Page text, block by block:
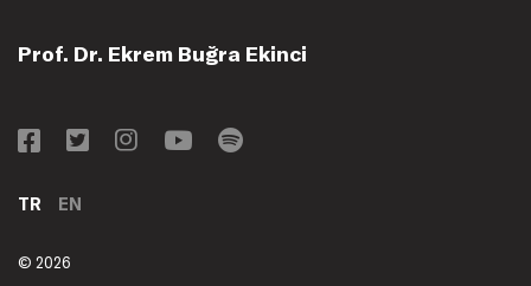
Prof. Dr. Ekrem Buğra Ekinci
TR EN
© 2026